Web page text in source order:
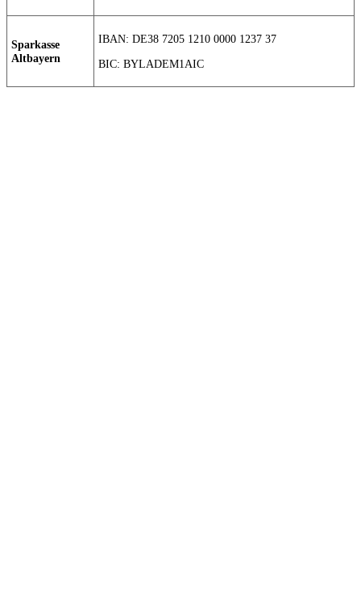
Sparkasse
Altbayern
IBAN: DE38 7205 1210 0000 1237 37
BIC: BYLADEM1AIC